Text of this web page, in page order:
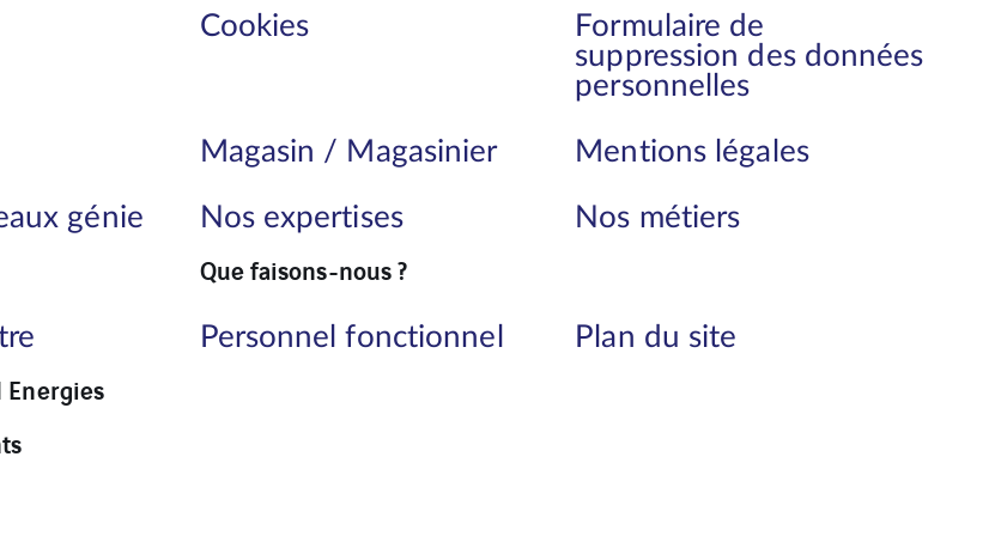
Cookies
Formulaire de
suppression des données
personnelles
Magasin / Magasinier Mentions légales
génie
Nos expertises
Que faisons-nous ?
Nos métiers
Energies
Personnel fonctionnel Plan du site